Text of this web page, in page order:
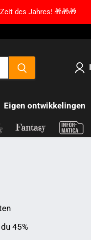
des Jahres! 🎁🎁🎁
Eigen ontwikkelingen
45%